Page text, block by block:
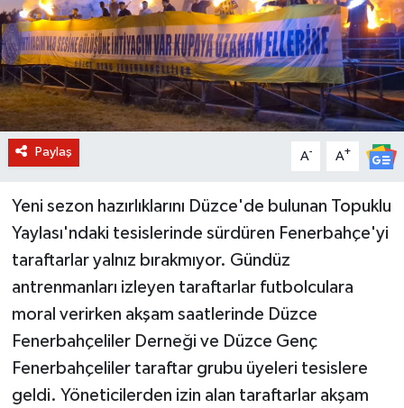
Paylaş A- A+
Yeni sezon hazırlıklarını Düzce'de bulunan Topuklu
Yaylası'ndaki tesislerinde sürdüren Fenerbahçe'yi
taraftarlar yalnız bırakmıyor. Gündüz
antrenmanları izleyen taraftarlar futbolculara
moral verirken akşam saatlerinde Düzce
Fenerbahçeliler Derneği ve Düzce Genç
Fenerbahçeliler taraftar grubu üyeleri tesislere
geldi. Yöneticilerden izin alan taraftarlar akşam